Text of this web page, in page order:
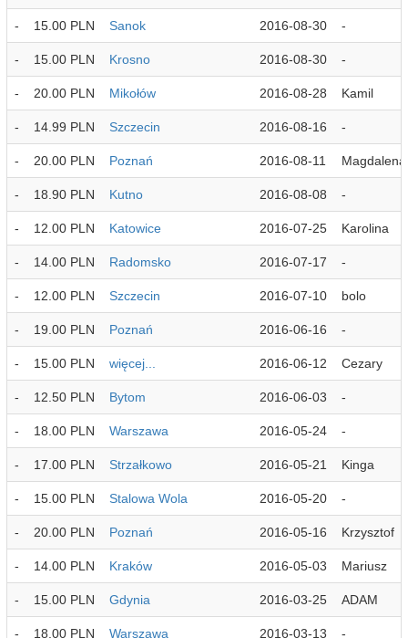
- 15.00 PLN Sanok 2016-08-30 -
- 15.00 PLN Krosno 2016-08-30 -
- 20.00 PLN Mikołów 2016-08-28 Kamil
- 14.99 PLN Szczecin 2016-08-16 -
- 20.00 PLN Poznań 2016-08-11 Magdalena
- 18.90 PLN Kutno 2016-08-08 -
- 12.00 PLN Katowice 2016-07-25 Karolina
- 14.00 PLN Radomsko 2016-07-17 -
- 12.00 PLN Szczecin 2016-07-10 bolo
- 19.00 PLN Poznań 2016-06-16 -
- 15.00 PLN więcej... 2016-06-12 Cezary
- 12.50 PLN Bytom 2016-06-03 -
- 18.00 PLN Warszawa 2016-05-24 -
- 17.00 PLN Strzałkowo 2016-05-21 Kinga
- 15.00 PLN Stalowa Wola 2016-05-20 -
- 20.00 PLN Poznań 2016-05-16 Krzysztof
- 14.00 PLN Kraków 2016-05-03 Mariusz
- 15.00 PLN Gdynia 2016-03-25 ADAM
- 18.00 PLN Warszawa 2016-03-13 -